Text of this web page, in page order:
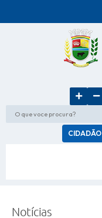
O que voce procura?
CIDADÃO
Notícias